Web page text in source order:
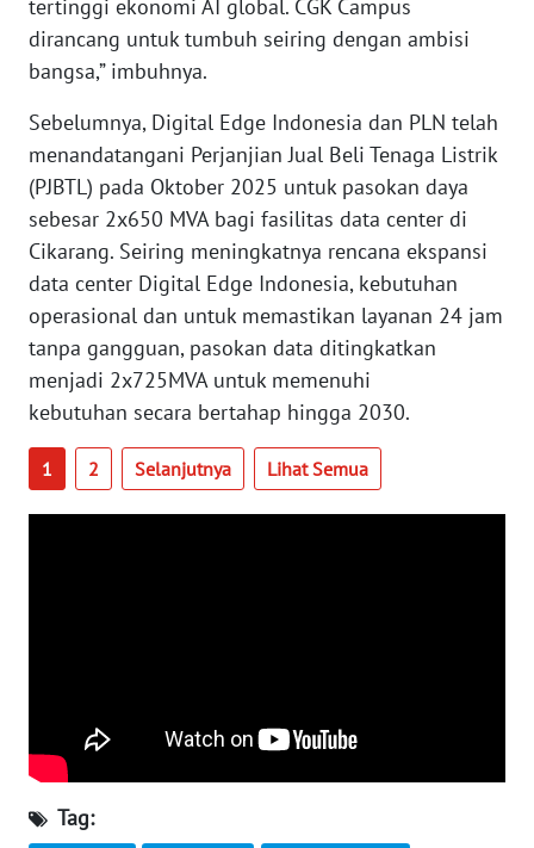
tertinggi ekonomi AI global. CGK Campus
dirancang untuk tumbuh seiring dengan ambisi
bangsa,” imbuhnya.
Sebelumnya, Digital Edge Indonesia dan PLN telah
menandatangani Perjanjian Jual Beli Tenaga Listrik
(PJBTL) pada Oktober 2025 untuk pasokan daya
sebesar 2x650 MVA bagi fasilitas data center di
Cikarang. Seiring meningkatnya rencana ekspansi
data center Digital Edge Indonesia, kebutuhan
operasional dan untuk memastikan layanan 24 jam
tanpa gangguan, pasokan data ditingkatkan
menjadi 2x725MVA untuk memenuhi
kebutuhan secara bertahap hingga 2030.
1 2 Selanjutnya Lihat Semua
Tag:
WN
WN
LAMPUNG
WN
JATENG
NUSANTARA
WN
JOGJA